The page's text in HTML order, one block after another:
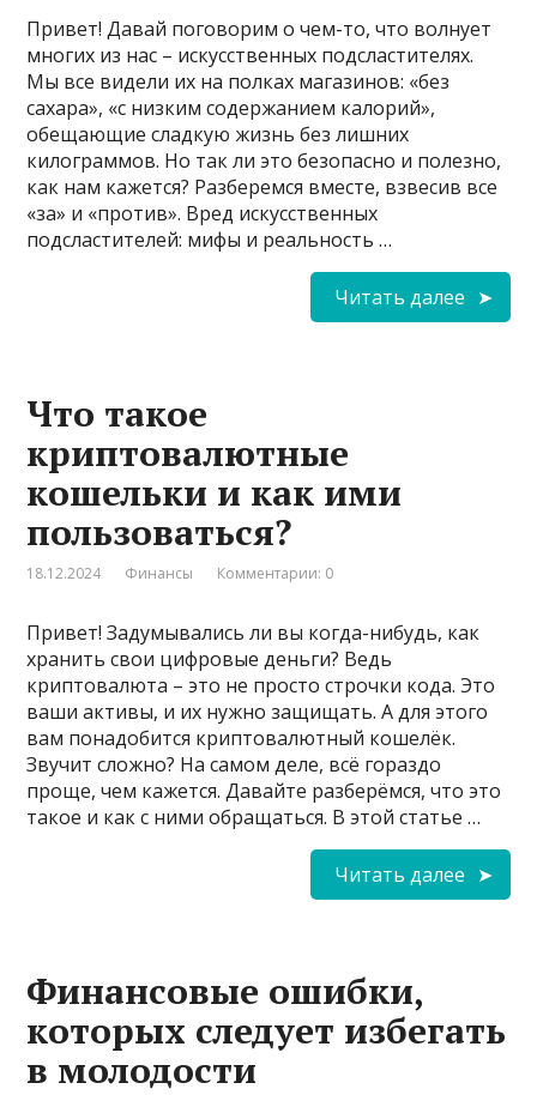
Привет! Давай поговорим о чем-то, что волнует
многих из нас – искусственных подсластителях.
Мы все видели их на полках магазинов: «без
сахара», «с низким содержанием калорий»,
обещающие сладкую жизнь без лишних
килограммов. Но так ли это безопасно и полезно,
как нам кажется? Разберемся вместе, взвесив все
«за» и «против». Вред искусственных
подсластителей: мифы и реальность …
Читать далее
Что такое
криптовалютные
кошельки и как ими
пользоваться?
18.12.2024 Финансы Комментарии: 0
Привет! Задумывались ли вы когда-нибудь, как
хранить свои цифровые деньги? Ведь
криптовалюта – это не просто строчки кода. Это
ваши активы, и их нужно защищать. А для этого
вам понадобится криптовалютный кошелёк.
Звучит сложно? На самом деле, всё гораздо
проще, чем кажется. Давайте разберёмся, что это
такое и как с ними обращаться. В этой статье …
Читать далее
Финансовые ошибки,
которых следует избегать
в молодости